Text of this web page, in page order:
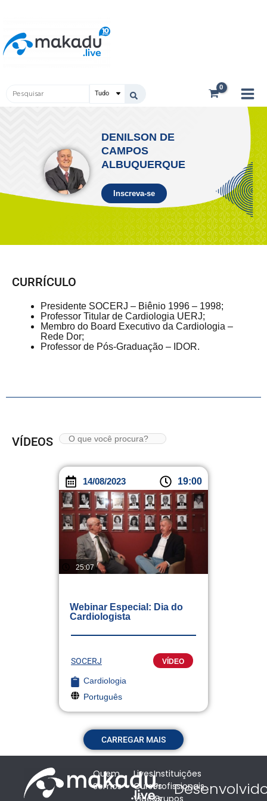
conteúdo
Pesquisar
DENILSON DE
CAMPOS
ALBUQUERQUE
Inscreva-se
CURRÍCULO
Presidente SOCERJ – Biênio 1996 – 1998;
Professor Titular de Cardiologia UERJ;
Membro do Board Executivo da Cardiologia –
Rede Dor;
Professor de Pós-Graduação – IDOR.
VÍDEOS
14/08/2023 19:00
25:07
Webinar Especial: Dia do
Cardiologista
SOCERJ VÍDEO
Cardiologia
Português
CARREGAR MAIS
Quem
Somos
Lives
Cursos
Vídeos
Instituições
Profissionais
Grupos